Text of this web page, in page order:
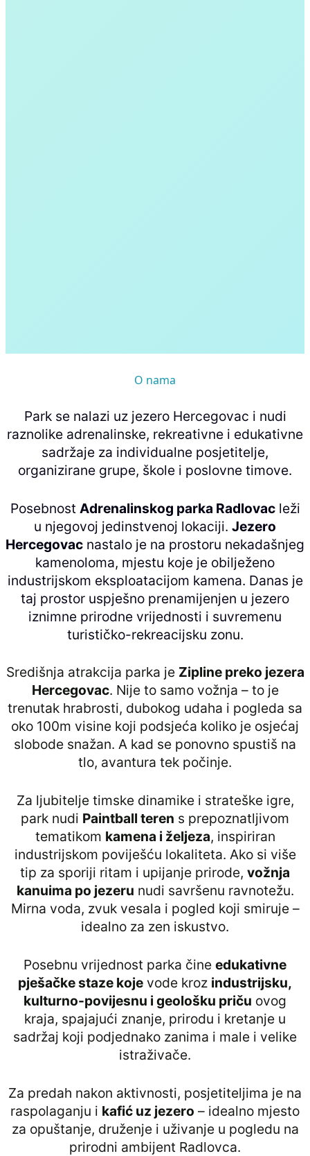
O nama
Park se nalazi uz jezero Hercegovac i nudi
raznolike adrenalinske, rekreativne i edukativne
sadržaje za individualne posjetitelje,
organizirane grupe, škole i poslovne timove.
Posebnost Adrenalinskog parka Radlovacleži
u njegovoj jedinstvenoj lokaciji. Jezero
Hercegovac nastalo je na prostoru nekadašnjeg
kamenoloma, mjestu koje je obilježeno
industrijskom eksploatacijom kamena. Danas je
taj prostor uspješno prenamijenjen u jezero
iznimne prirodne vrijednosti i suvremenu
turističko-rekreacijsku zonu.
Središnja atrakcija parka je Zipline preko jezera
Hercegovac. Nije to samo vožnja – to je
trenutak hrabrosti, dubokog udaha i pogleda sa
oko 100m visine koji podsjeća koliko je osjećaj
slobode snažan. A kad se ponovno spustiš na
tlo, avantura tek počinje.
Za ljubitelje timske dinamike i strateške igre,
park nudi Paintball teren s prepoznatljivom
tematikom kamena i željeza, inspiriran
industrijskom poviješću lokaliteta. Ako si više
tip za sporiji ritam i upijanje prirode, vožnja
kanuima po jezeru nudi savršenu ravnotežu.
Mirna voda, zvuk vesala i pogled koji smiruje –
idealno za zen iskustvo.
Posebnu vrijednost parka čine edukativne
pješačke staze koje vode kroz industrijsku,
kulturno-povijesnu i geološku priču ovog
kraja, spajajući znanje, prirodu i kretanje u
sadržaj koji podjednako zanima i male i velike
istraživače.
Za predah nakon aktivnosti, posjetiteljima je na
raspolaganju i kafić uz jezero – idealno mjesto
za opuštanje, druženje i uživanje u pogledu na
prirodni ambijent Radlovca.